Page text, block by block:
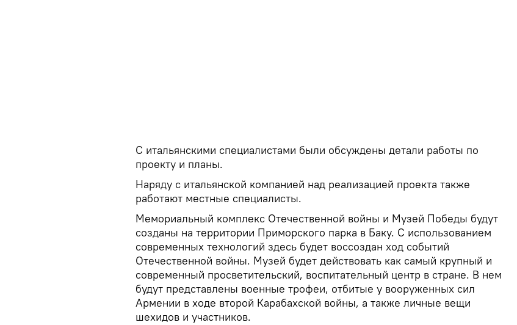
С итальянскими специалистами были обсуждены детали работы по
проекту и планы.
Наряду с итальянской компанией над реализацией проекта также
работают местные специалисты.
Мемориальный комплекс Отечественной войны и Музей Победы будут
созданы на территории Приморского парка в Баку. С использованием
современных технологий здесь будет воссоздан ход событий
Отечественной войны. Музей будет действовать как самый крупный и
современный просветительский, воспитательный центр в стране. В нем
будут представлены военные трофеи, отбитые у вооруженных сил
Армении в ходе второй Карабахской войны, а также личные вещи
шехидов и участников.